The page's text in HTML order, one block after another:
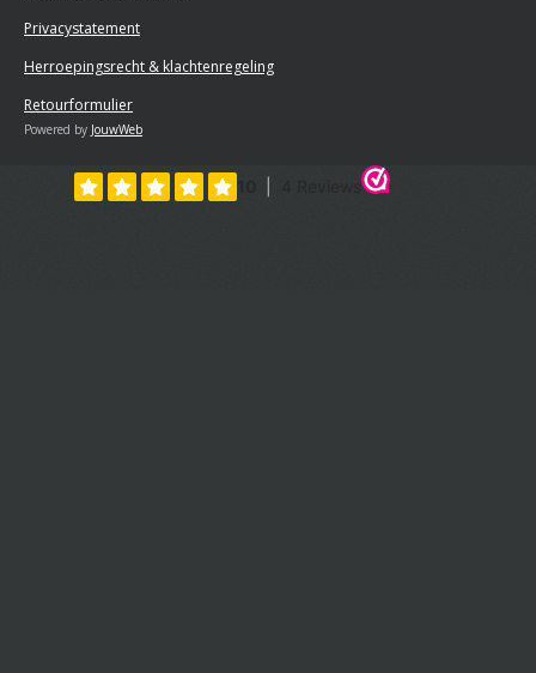
Privacystatement
Herroepingsrecht & klachtenregeling
Retourformulier
Powered by JouwWeb